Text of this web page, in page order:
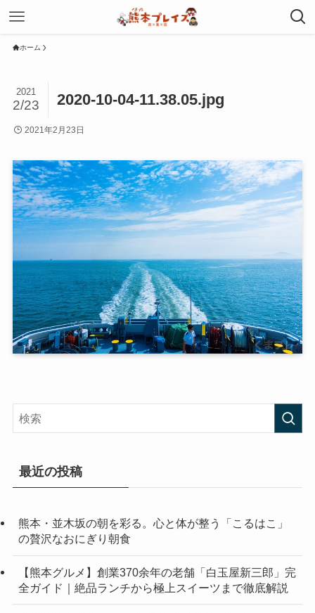
ホーム
2020-10-04-11.38.05.jpg
2021
2/23
2021年2月23日
最近の投稿
熊本・並木坂の朝を彩る。心と体が整う「こるはこ」
の贅沢なおにぎり朝食
【熊本グルメ】創業370余年の老舗「白玉屋新三郎」完
全ガイド｜絶品ランチから極上スイーツまで徹底解説